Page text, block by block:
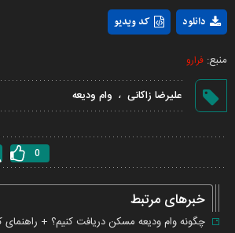
کد ویدیو دانلود
منبع: فرارو
علیرضا زاکانی ، وام ودیعه
0
خبرهای مرتبط
چگونه وام ودیعه مسکن دریافت کنیم؟ + راهنمای